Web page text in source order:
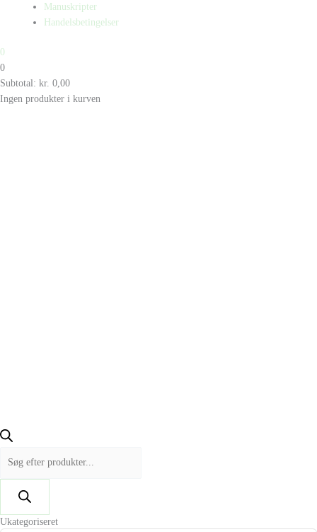
Manuskripter
Handelsbetingelser
0
0
Subtotal: kr. 0,00
Ingen produkter i kurven
Ukategoriseret